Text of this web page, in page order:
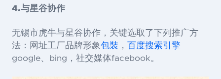
4.与星谷协作
无锡市虎牛与星谷协作，关键选取了下列推广方
法：网址工厂品牌形象包裝 ，
百度搜索引擎
google、bing，社交媒体facebook。